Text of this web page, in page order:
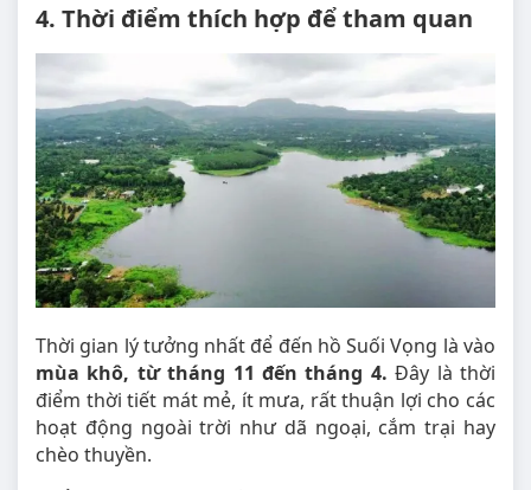
4. Thời điểm thích hợp để tham quan
Thời gian lý tưởng nhất để đến hồ Suối Vọng là vào
mùa khô, từ tháng 11 đến tháng 4. Đây là thời
điểm thời tiết mát mẻ, ít mưa, rất thuận lợi cho các
hoạt động ngoài trời như dã ngoại, cắm trại hay
chèo thuyền.